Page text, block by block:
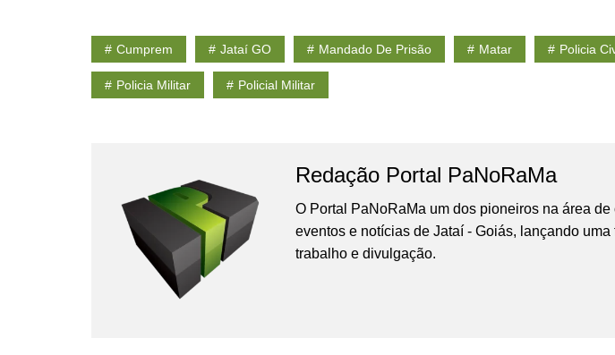
Cumprem Jataí GO Mandado De Prisão Matar Policia
Policia Militar Policial Militar
Redação Portal PaNoRaMa
O Portal PaNoRaMa um dos pioneiros na área de
eventos e notícias de Jataí - Goiás, lançando uma
trabalho e divulgação.